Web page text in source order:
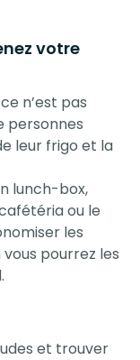
votre
n’est pas
personnes
leur frigo et la
lunch-box,
ou le
les
pourrez les
et trouver